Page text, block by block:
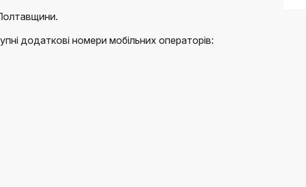
додаткові номери мобільних операторів: